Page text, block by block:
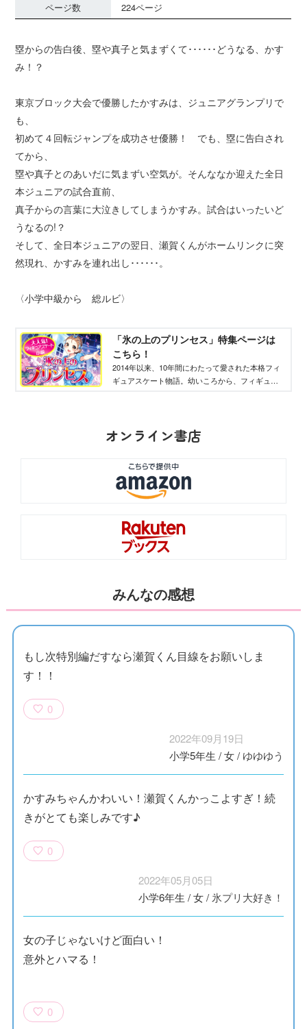
ページ数
224ページ
塁からの告白後、塁や真子と気まずくて･･････どうなる、かす
み！？
東京ブロック大会で優勝したかすみは、ジュニアグランプリで
も、
初めて４回転ジャンプを成功させ優勝！ でも、塁に告白され
てから、
塁や真子とのあいだに気まずい空気が。そんななか迎えた全日
本ジュニアの試合直前、
真子からの言葉に大泣きしてしまうかすみ。試合はいったいど
うなるの!？
そして、全日本ジュニアの翌日、瀬賀くんがホームリンクに突
然現れ、かすみを連れ出し･･････。
〈小学中級から 総ルビ〉
「氷の上のプリンセス」特集ページは
こちら！
2014年以来、10年間にわたって愛された本格フィ
ギュアスケート物語。幼いころから、フィギュア
オンライン書店
みんなの感想
もし次特別編だすなら瀬賀くん目線をお願いしま
す！！
0
2022年09月19日
小学5年生 /女/ ゆゆゆう
かすみちゃんかわいい！瀬賀くんかっこよすぎ！続
きがとても楽しみです♪
0
2022年05月05日
小学6年生 /女/ 氷プリ大好き！
女の子じゃないけど面白い！
意外とハマる！
0